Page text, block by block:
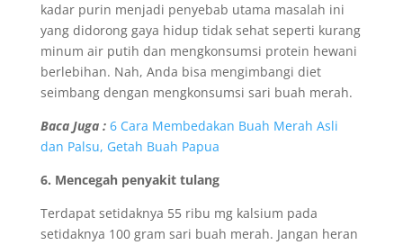
kadar purin menjadi penyebab utama masalah ini
yang didorong gaya hidup tidak sehat seperti kurang
minum air putih dan mengkonsumsi protein hewani
berlebihan. Nah, Anda bisa mengimbangi diet
seimbang dengan mengkonsumsi sari buah merah.
Baca Juga : 6 Cara Membedakan Buah Merah Asli
dan Palsu, Getah Buah Papua
6. Mencegah penyakit tulang
Terdapat setidaknya 55 ribu mg kalsium pada
setidaknya 100 gram sari buah merah. Jangan heran